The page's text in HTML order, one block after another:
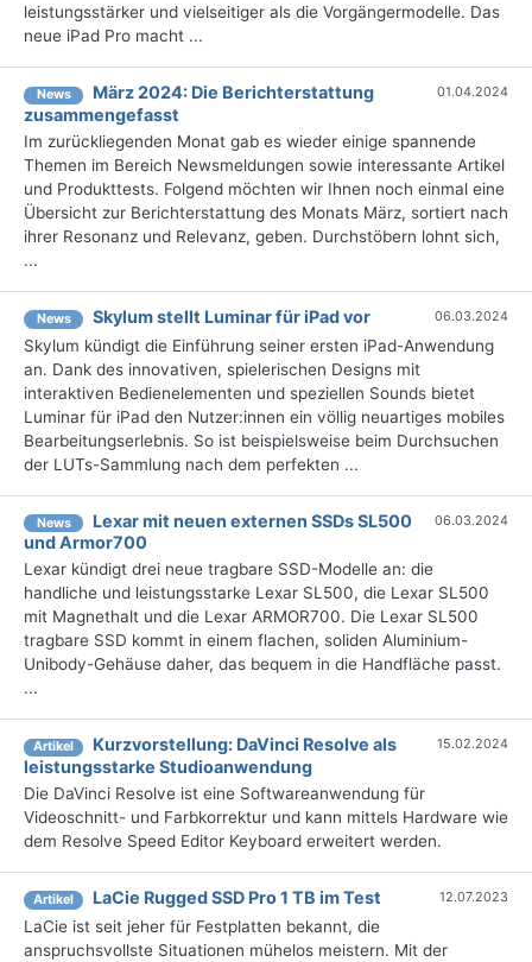
leistungsstärker und vielseitiger als die Vorgängermodelle. Das
neue iPad Pro macht ...
News
März 2024: Die Bericht­erstattung
zusammengefasst
01.04.2024
Im zurückliegenden Monat gab es wieder einige spannende
Themen im Bereich Newsmeldungen sowie interessante Artikel
und Produkttests. Folgend möchten wir Ihnen noch einmal eine
Übersicht zur Berichterstattung des Monats März, sortiert nach
ihrer Resonanz und Relevanz, geben. Durchstöbern lohnt sich,
...
News Skylum stellt Luminar für iPad vor 06.03.2024
Skylum kündigt die Einführung seiner ersten iPad-Anwendung
an. Dank des innovativen, spielerischen Designs mit
interaktiven Bedienelementen und speziellen Sounds bietet
Luminar für iPad den Nutzer:innen ein völlig neuartiges mobiles
Bearbeitungserlebnis. So ist beispielsweise beim Durchsuchen
der LUTs-Sammlung nach dem perfekten ...
News
Lexar mit neuen externen SSDs SL500
und Armor700
06.03.2024
Lexar kündigt drei neue tragbare SSD-Modelle an: die
handliche und leistungsstarke Lexar SL500, die Lexar SL500
mit Magnethalt und die Lexar ARMOR700. Die Lexar SL500
tragbare SSD kommt in einem flachen, soliden Aluminium-
Unibody-Gehäuse daher, das bequem in die Handfläche passt.
...
Artikel
Kurzvorstellung: DaVinci Resolve als
leistungsstarke Studioanwendung
15.02.2024
Die DaVinci Resolve ist eine Softwareanwendung für
Videoschnitt- und Farbkorrektur und kann mittels Hardware wie
dem Resolve Speed Editor Keyboard erweitert werden.
Artikel LaCie Rugged SSD Pro 1 TB im Test 12.07.2023
LaCie ist seit jeher für Festplatten bekannt, die
anspruchsvollste Situationen mühelos meistern. Mit der